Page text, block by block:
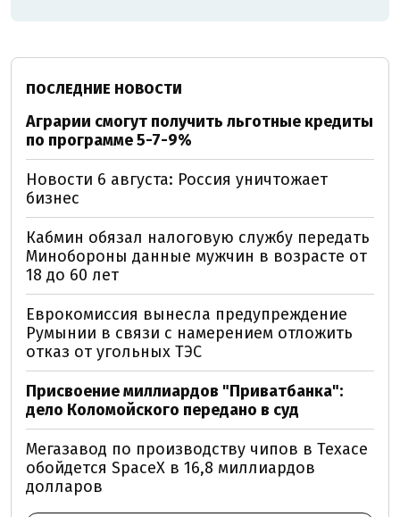
ПОСЛЕДНИЕ НОВОСТИ
Аграрии смогут получить льготные кредиты
по программе 5-7-9%
Новости 6 августа: Россия уничтожает
бизнес
Кабмин обязал налоговую службу передать
Минобороны данные мужчин в возрасте от
18 до 60 лет
Еврокомиссия вынесла предупреждение
Румынии в связи с намерением отложить
отказ от угольных ТЭС
Присвоение миллиардов "Приватбанка":
дело Коломойского передано в суд
Мегазавод по производству чипов в Техасе
обойдется SpaceX в 16,8 миллиардов
долларов